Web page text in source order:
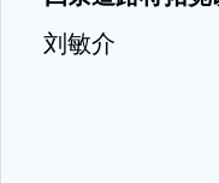
刘敏介